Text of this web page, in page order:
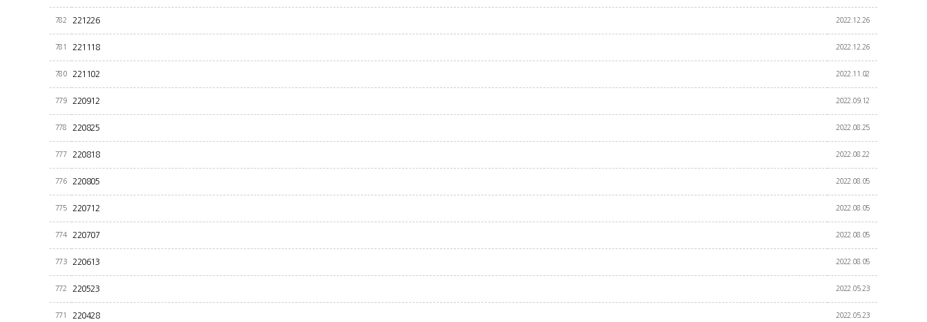
782 221226 2022.12.26
781 221118 2022.12.26
780 221102 2022.11.02
779 220912 2022.09.12
778 220825 2022.08.25
777 220818 2022.08.22
776 220805 2022.08.05
775 220712 2022.08.05
774 220707 2022.08.05
773 220613 2022.08.05
772 220523 2022.05.23
771 220428 2022.05.23